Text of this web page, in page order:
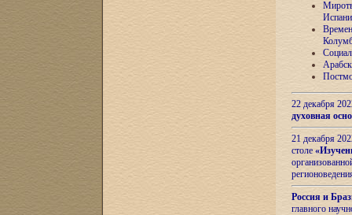
22 декабря
духовная
21 декабря
столе
Россия и
главного